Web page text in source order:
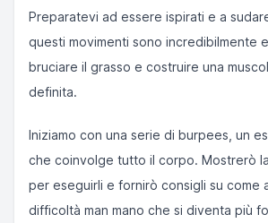
Preparatevi ad essere ispirati e a
questi movimenti sono incredibilmente
bruciare il grasso e costruire una
definita.
Iniziamo con una serie di burpees, un
che coinvolge tutto il corpo. Mostrerò
per eseguirli e fornirò consigli su come
difficoltà man mano che si diventa più